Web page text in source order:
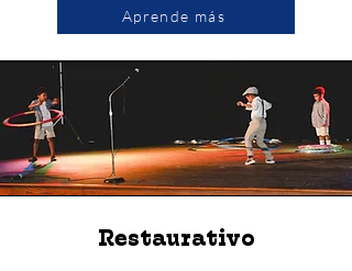
Aprende más
Restaurativo